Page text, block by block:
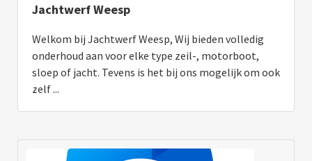
Jachtwerf Weesp
Welkom bij Jachtwerf Weesp, Wij bieden volledig
onderhoud aan voor elke type zeil-, motorboot,
sloep of jacht. Tevens is het bij ons mogelijk om ook
zelf ...